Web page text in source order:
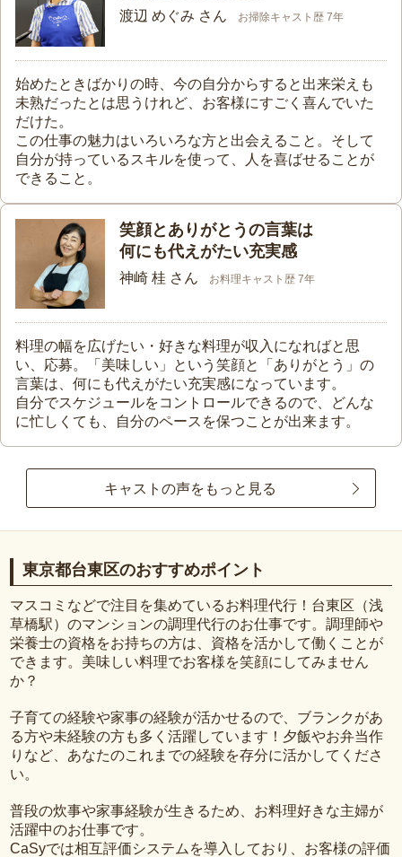
渡辺 めぐみ さん お掃除キャスト歴 7年
始めたときばかりの時、今の自分からすると出来栄えも
未熟だったとは思うけれど、お客様にすごく喜んでいた
だけた。
この仕事の魅力はいろいろな方と出会えること。そして
自分が持っているスキルを使って、人を喜ばせることが
できること。
笑顔とありがとうの言葉は
何にも代えがたい充実感
神崎 桂 さん お料理キャスト歴 7年
料理の幅を広げたい・好きな料理が収入になればと思
い、応募。「美味しい」という笑顔と「ありがとう」の
言葉は、何にも代えがたい充実感になっています。
自分でスケジュールをコントロールできるので、どんな
に忙しくても、自分のペースを保つことが出来ます。
キャストの声をもっと見る
東京都台東区のおすすめポイント
マスコミなどで注目を集めているお料理代行！台東区（浅
草橋駅）のマンションの調理代行のお仕事です。調理師や
栄養士の資格をお持ちの方は、資格を活かして働くことが
できます。美味しい料理でお客様を笑顔にしてみません
か？
子育ての経験や家事の経験が活かせるので、ブランクがあ
る方や未経験の方も多く活躍しています！夕飯やお弁当作
りなど、あなたのこれまでの経験を存分に活かしてくださ
い。
普段の炊事や家事経験が生きるため、お料理好きな主婦が
活躍中のお仕事です。
CaSyでは相互評価システムを導入しており、お客様の評価